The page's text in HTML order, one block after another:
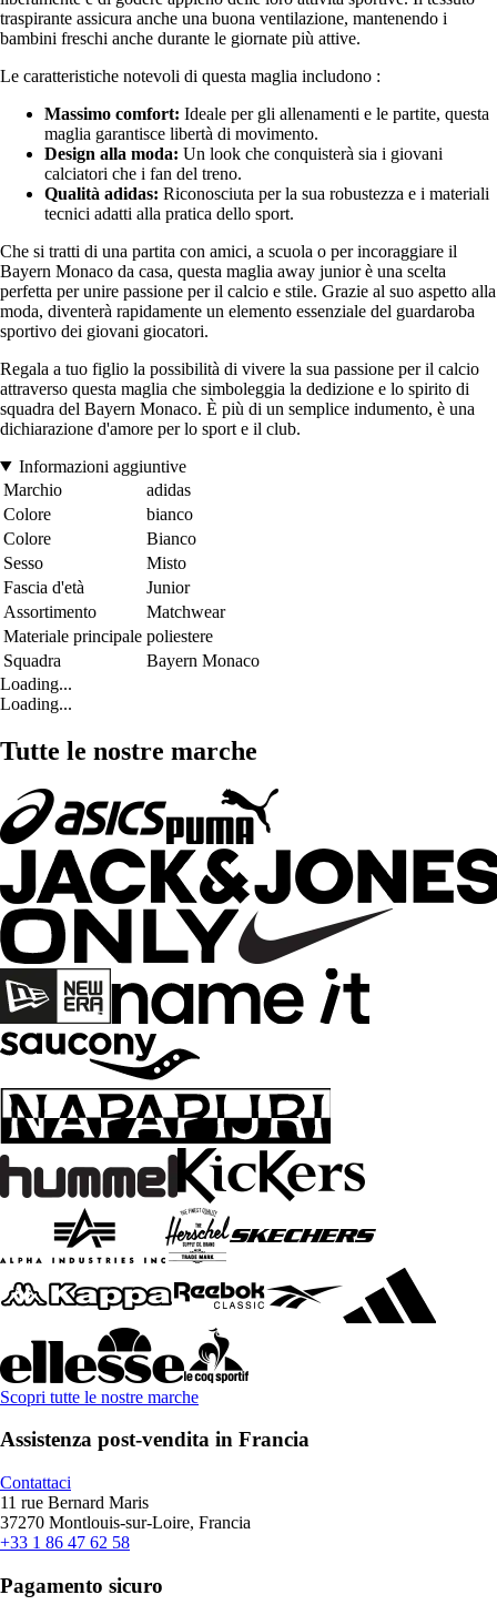
traspirante assicura anche una buona ventilazione, mantenendo i
bambini freschi anche durante le giornate più attive.
Le caratteristiche notevoli di questa maglia includono :
Massimo comfort: Ideale per gli allenamenti e le partite, questa
maglia garantisce libertà di movimento.
Design alla moda: Un look che conquisterà sia i giovani
calciatori che i fan del treno.
Qualità adidas: Riconosciuta per la sua robustezza e i materiali
tecnici adatti alla pratica dello sport.
Che si tratti di una partita con amici, a scuola o per incoraggiare il
Bayern Monaco da casa, questa maglia away junior è una scelta
perfetta per unire passione per il calcio e stile. Grazie al suo aspetto alla
moda, diventerà rapidamente un elemento essenziale del guardaroba
sportivo dei giovani giocatori.
Regala a tuo figlio la possibilità di vivere la sua passione per il calcio
attraverso questa maglia che simboleggia la dedizione e lo spirito di
squadra del Bayern Monaco. È più di un semplice indumento, è una
dichiarazione d'amore per lo sport e il club.
Informazioni aggiuntive
Marchio
adidas
Colore
bianco
Colore
Bianco
Sesso
Misto
Fascia d'età
Junior
Assortimento
Matchwear
Materiale principale poliestere
Squadra
Bayern Monaco
Loading...
Loading...
Tutte le nostre marche
Scopri tutte le nostre marche
Assistenza post-vendita in Francia
Contattaci
11 rue Bernard Maris
37270 Montlouis-sur-Loire, Francia
+33 1 86 47 62 58
Pagamento sicuro